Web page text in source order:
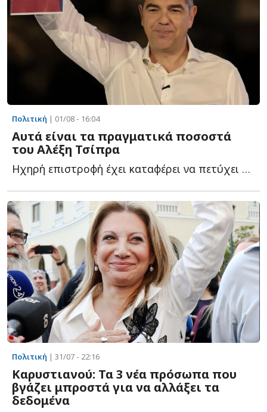
Πολιτική | 01/08 - 16:04
Αυτά είναι τα πραγματικά ποσοστά
του Αλέξη Τσίπρα
Ηχηρή επιστροφή έχει καταφέρει να πετύχει ο Αλέξης Τ...
Πολιτική | 31/07 - 22:16
Καρυστιανού: Τα 3 νέα πρόσωπα που
βγάζει μπροστά για να αλλάξει τα
δεδομένα